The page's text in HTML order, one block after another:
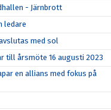
- Järnbrott
ledare
med sol
till årsmöte 16 augusti 2023
en allians med fokus på